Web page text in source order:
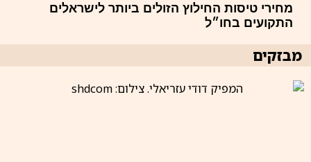
מחירי טיסות החילוץ הזולים ביותר לישראלים
התקועים בחו״ל
מבזקים